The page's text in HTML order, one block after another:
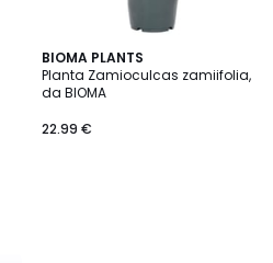
BIOMA PLANTS
Planta Zamioculcas zamiifolia,
da BIOMA
22.99 €